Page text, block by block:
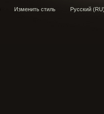
Изменить стиль Русский